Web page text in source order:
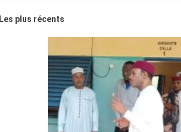
Les plus récents